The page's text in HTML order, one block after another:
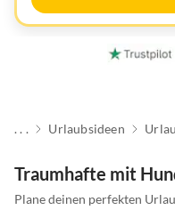
. . . Urlaubsideen
Traumhafte mit
Plane deinen perfekten